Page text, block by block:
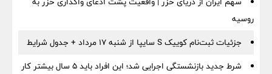
روسیه
جزئیات ثبت‌نام کوییک S سایپا از شنبه ۱۷ مرداد + جدول شرایط
شرط جدید بازنشستگی اجرایی شد؛ این افراد باید ۵ سال بیشتر کار